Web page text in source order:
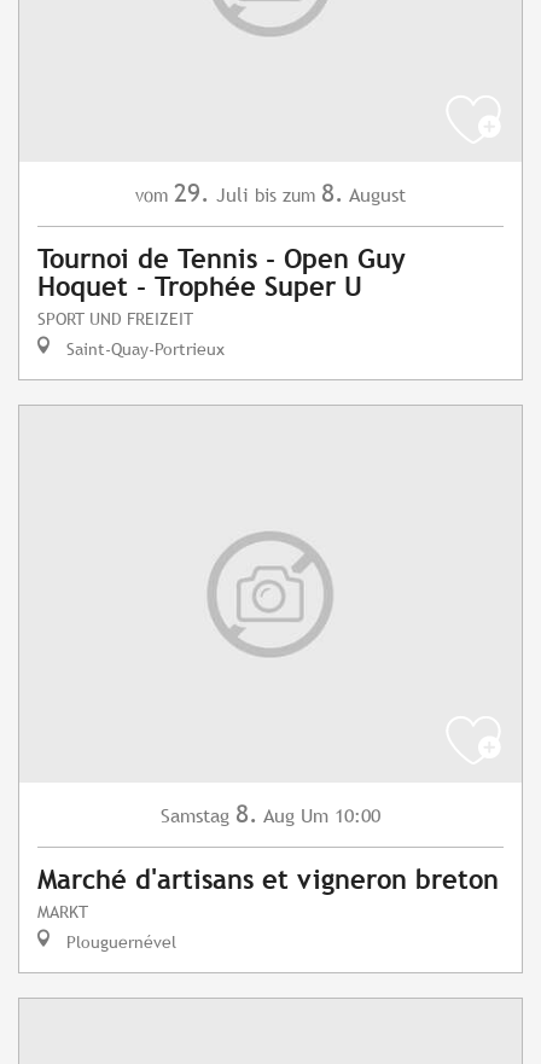
vom 29. Juli bis zum 8. August
Tournoi de Tennis - Open Guy
Hoquet - Trophée Super U
SPORT UND FREIZEIT
Saint-Quay-Portrieux
Samstag 8. Aug Um 10:00
Marché d'artisans et vigneron breton
MARKT
Plouguernével